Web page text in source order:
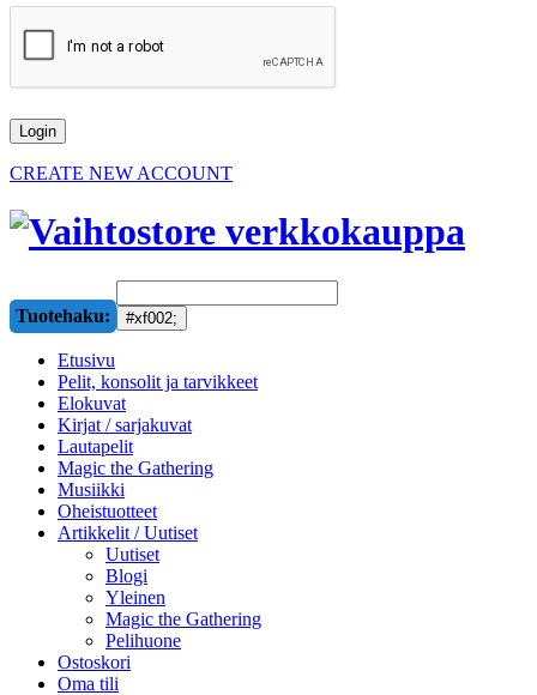
CREATE NEW ACCOUNT
Tuotehaku:
Etusivu
Pelit, konsolit ja tarvikkeet
Elokuvat
Kirjat / sarjakuvat
Lautapelit
Magic the Gathering
Musiikki
Oheistuotteet
Artikkelit / Uutiset
Uutiset
Blogi
Yleinen
Magic the Gathering
Pelihuone
Ostoskori
Oma tili